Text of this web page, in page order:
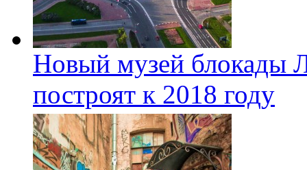
Новый музей блокады
построят к 2018 году